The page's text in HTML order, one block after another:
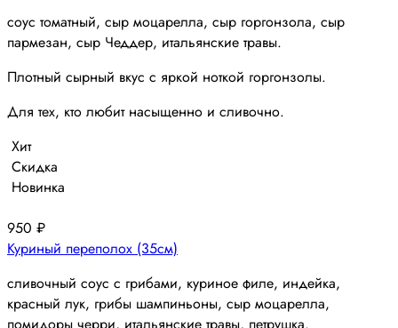
соус томатный, сыр моцарелла, сыр горгонзола, сыр
пармезан, сыр Чеддер, итальянские травы.
Плотный сырный вкус с яркой ноткой горгонзолы.
Для тех, кто любит насыщенно и сливочно.
Хит
Скидка
Новинка
950 ₽
Куриный переполох (35см)
сливочный соус с грибами, куриное филе, индейка,
красный лук, грибы шампиньоны, сыр моцарелла,
помидоры черри, итальянские травы, петрушка.